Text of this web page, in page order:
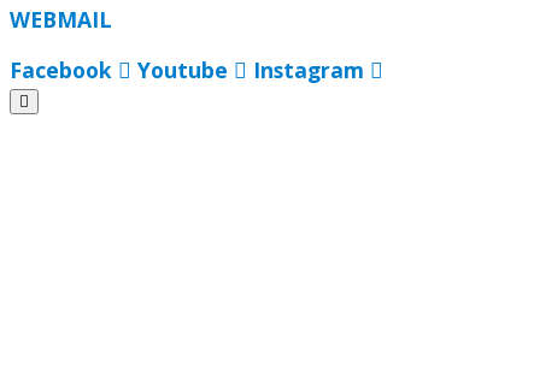
WEBMAIL
Facebook
Youtube Instagram